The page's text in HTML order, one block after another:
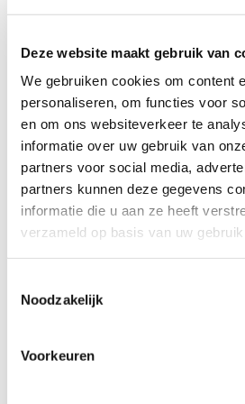
Deze website maakt gebruik van
We gebruiken cookies om content
personaliseren, om functies voor
en om ons websiteverkeer te
informatie over uw gebruik van
partners voor social media,
partners kunnen deze gegevens
informatie die u aan ze heeft
verzameld op basis van uw
Noodzakelijk
Voorkeuren
goed beschikbaar zijn voor
De derde deelsessie ging over
je de voortgang van een
alleen sturen op cijfers is te
die jaren duurt, moet je ook
waar het vastloopt en wat